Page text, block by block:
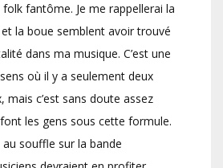
folk fantôme. Je me rappellerai la
la boue semblent avoir trouvé
dans ma musique. C’est une
où il y a seulement deux
mais c’est sans doute assez
les gens sous cette formule.
souffle sur la bande